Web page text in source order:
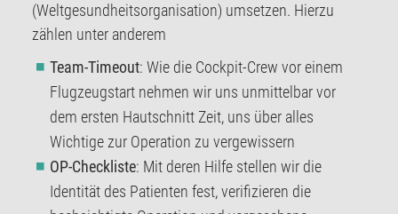
(Weltgesundheitsorganisation) umsetzen. Hierzu
zählen unter anderem
Team-Timeout: Wie die Cockpit-Crew vor einem
Flugzeugstart nehmen wir uns unmittelbar vor
dem ersten Hautschnitt Zeit, uns über alles
Wichtige zur Operation zu vergewissern
OP-Checkliste: Mit deren Hilfe stellen wir die
Identität des Patienten fest, verifizieren die